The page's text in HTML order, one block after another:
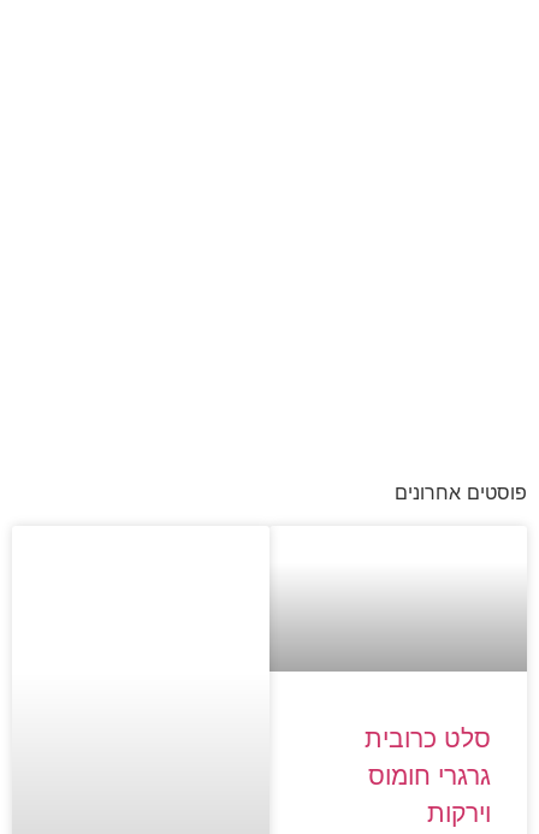
פוסטים אחרונים
סלט כרובית
גרגרי חומוס
וירקות